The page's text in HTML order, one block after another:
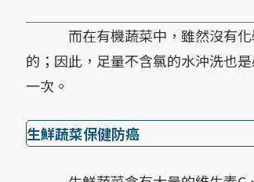
而在有機蔬菜中，雖然沒有化學
的；因此，足量不含氯的水沖洗也
一次。
生鮮蔬菜保健防癌